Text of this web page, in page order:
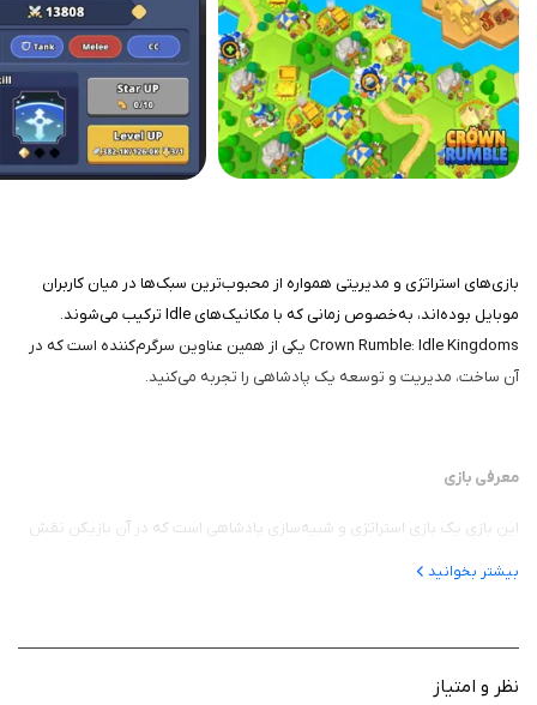
بازی‌های استراتژی و مدیریتی همواره از محبوب‌ترین سبک‌ها در میان کاربران
موبایل بوده‌اند، به‌خصوص زمانی که با مکانیک‌های Idle ترکیب می‌شوند.
Crown Rumble: Idle Kingdoms یکی از همین عناوین سرگرم‌کننده است که در
آن ساخت، مدیریت و توسعه یک پادشاهی را تجربه می‌کنید.
معرفی بازی
این بازی یک بازی استراتژی و شبیه‌سازی پادشاهی است که در آن بازیکن نقش
بیشتر بخوانید
نظر و امتیاز